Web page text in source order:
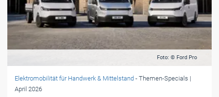
Foto: © Ford Pro
Elektromobilität für Handwerk & Mittelstand - Themen-Specials |
April 2026